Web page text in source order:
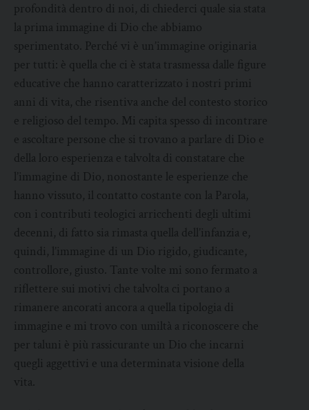
profondità dentro di noi, di chiederci quale sia stata
la prima immagine di Dio che abbiamo
sperimentato. Perché vi è un’immagine originaria
per tutti: è quella che ci è stata trasmessa dalle figure
educative che hanno caratterizzato i nostri primi
anni di vita, che risentiva anche del contesto storico
e religioso del tempo. Mi capita spesso di incontrare
e ascoltare persone che si trovano a parlare di Dio e
della loro esperienza e talvolta di constatare che
l’immagine di Dio, nonostante le esperienze che
hanno vissuto, il contatto costante con la Parola,
con i contributi teologici arricchenti degli ultimi
decenni, di fatto sia rimasta quella dell’infanzia e,
quindi, l’immagine di un Dio rigido, giudicante,
controllore, giusto. Tante volte mi sono fermato a
riflettere sui motivi che talvolta ci portano a
rimanere ancorati ancora a quella tipologia di
immagine e mi trovo con umiltà a riconoscere che
per taluni è più rassicurante un Dio che incarni
quegli aggettivi e una determinata visione della
vita.